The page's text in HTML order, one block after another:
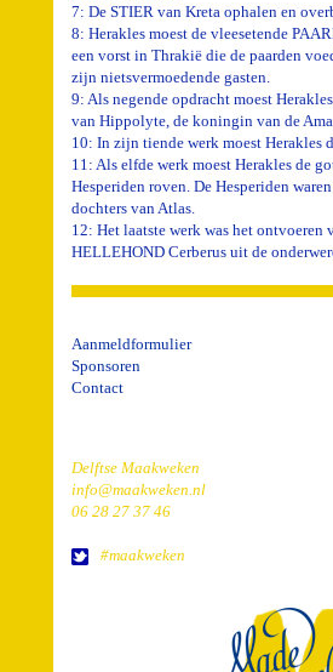
7: De STIER van Kreta ophalen en
8: Herakles moest de vleesetende
een vorst in Thrakië die de paarden
zijn nietsvermoedende gasten.
9: Als negende opdracht moest
van Hippolyte, de koningin van de
10: In zijn tiende werk moest Herakles
11: Als elfde werk moest Herakles de
Hesperiden roven. De Hesperiden
dochters van Atlas.
12: Het laatste werk was het ontvoeren
HELLEHOND Cerberus uit de
Aanmeldformulier
Sponsoren
Contact
Delftse Maakweken
info@maakweken.nl
06 28 27 37 46
#maakweken